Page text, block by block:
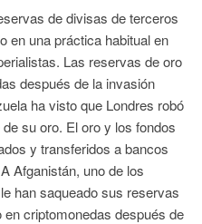
de divisas de terceros
en una práctica habitual en
Las reservas de oro
después de la invasión
ha visto que Londres robó
su oro. El oro y los fondos
y transferidos a bancos
Afganistán, uno de los
han saqueado sus reservas
criptomonedas después de